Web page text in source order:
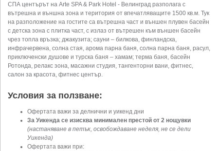
СПА центърът на Arte SPA & Park Hotel - Велинград разполага с
вътрешна и външна зона и територия от впечатляващите 1500 кв.м. Тук
на разположение на гостите са вътрешна част и външен плувен басейн
с детска зона с плитка част, с излаз от вътрешен към външен басейн
чрез топла връзка; джакузита; сауни – билкова, финландска,
инфрачервена, солна стая, арома парна баня, солна парна баня, расул,
приключенски душове и турска баня – хамам; терма баня, басейн
Ротонда, релакс зона, масажни студия, тангенторни вани, фитнес,
салон за красота, фитнес център.
Условия за ползване:
Офертата важи за делнични и уикенд дни
За Уикенда се изисква минимален престой от 2 нощувки
(настаняване в петък, освобождаване неделя, не се дели
Уикенда)
Офертата важи при: